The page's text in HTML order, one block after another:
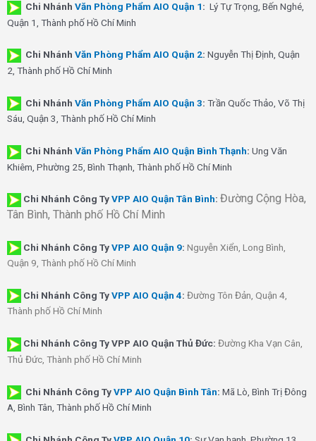
Chi Nhánh Văn Phòng Phẩm AIO Quận 1: Lý Tự Trọng, Bến Nghé,
Quận 1, Thành phố Hồ Chí Minh
Chi Nhánh Văn Phòng Phẩm AIO Quận 2: Nguyễn Thị Định, Quận
2, Thành phố Hồ Chí Minh
Chi Nhánh Văn Phòng Phẩm AIO Quận 3: Trần Quốc Thảo, Võ Thị
Sáu, Quận 3, Thành phố Hồ Chí Minh
Chi Nhánh Văn Phòng Phẩm AIO Quận Bình Thạnh: Ung Văn
Khiêm, Phường 25, Bình Thạnh, Thành phố Hồ Chí Minh
Chi Nhánh Công TyVPP AIO Quận Tân Bình: Đường Cộng Hòa,
Tân Bình, Thành phố Hồ Chí Minh
Chi Nhánh Công TyVPP AIO Quận 9: Nguyễn Xiển, Long Bình,
Quận 9, Thành phố Hồ Chí Minh
Chi Nhánh Công TyVPP AIO Quận 4: Đường Tôn Đản, Quận 4,
Thành phố Hồ Chí Minh
Chi Nhánh Công Ty VPP AIO Quận Thủ Đức: Đường Kha Vạn Cân,
Thủ Đức, Thành phố Hồ Chí Minh
Chi Nhánh Công TyVPP AIO Quận Bình Tân: Mã Lò, Bình Trị Đông
A, Bình Tân, Thành phố Hồ Chí Minh